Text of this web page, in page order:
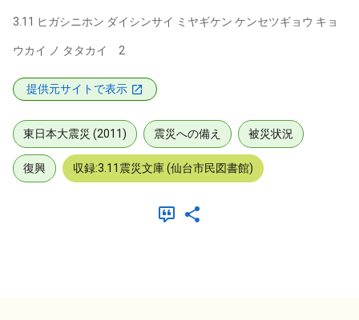
3.11 ヒガシニホン ダイシンサイ ミヤギケン ケンセツギョウ キョ
ウカイ ノ タタカイ 2
提供元サイトで表示
東日本大震災 (2011) 震災への備え 被災状況
復興 収録:3.11震災文庫 (仙台市民図書館)